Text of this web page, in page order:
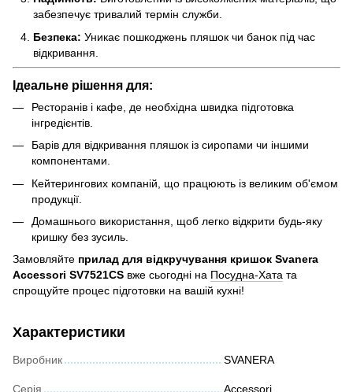
забезпечує тривалий термін служби.
Безпека: Уникає пошкоджень пляшок чи банок під час
відкривання.
Ідеальне рішення для:
Ресторанів і кафе, де необхідна швидка підготовка
інгредієнтів.
Барів для відкривання пляшок із сиропами чи іншими
компонентами.
Кейтерингових компаній, що працюють із великим об'ємом
продукції.
Домашнього використання, щоб легко відкрити будь-яку
кришку без зусиль.
Замовляйте прилад для відкручування кришок Svanera
Accessori SV7521CS вже сьогодні на Посудна-Хата та
спрощуйте процес підготовки на вашій кухні!
Характеристики
Виробник SVANERA
Серія Accessori